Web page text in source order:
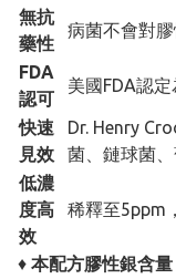
無抗
藥性
病菌不會對
FDA
認可
美國FDA認定
快速
見效
Dr. Henry
菌、鏈球菌
低濃
度高
效
稀釋至5ppm
♦ 本配方膠性銀含